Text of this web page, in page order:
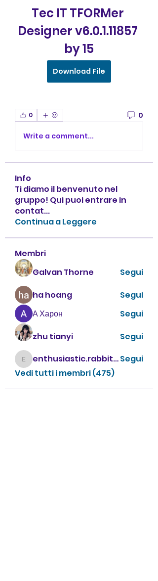
Tec IT TFORMer
Designer v6.0.1.11857
by 15
Download File
0 0
Write a comment...
Info
Ti diamo il benvenuto nel
gruppo! Qui puoi entrare in
contat...
Continua a Leggere
Membri
Galvan Thorne
Segui
ha hoang
Segui
А Харон
Segui
zhu tianyi
Segui
enthusiastic.rabbit.uhur enthusiastic.rabbit.uhurSegui
Vedi tutti i membri (475)